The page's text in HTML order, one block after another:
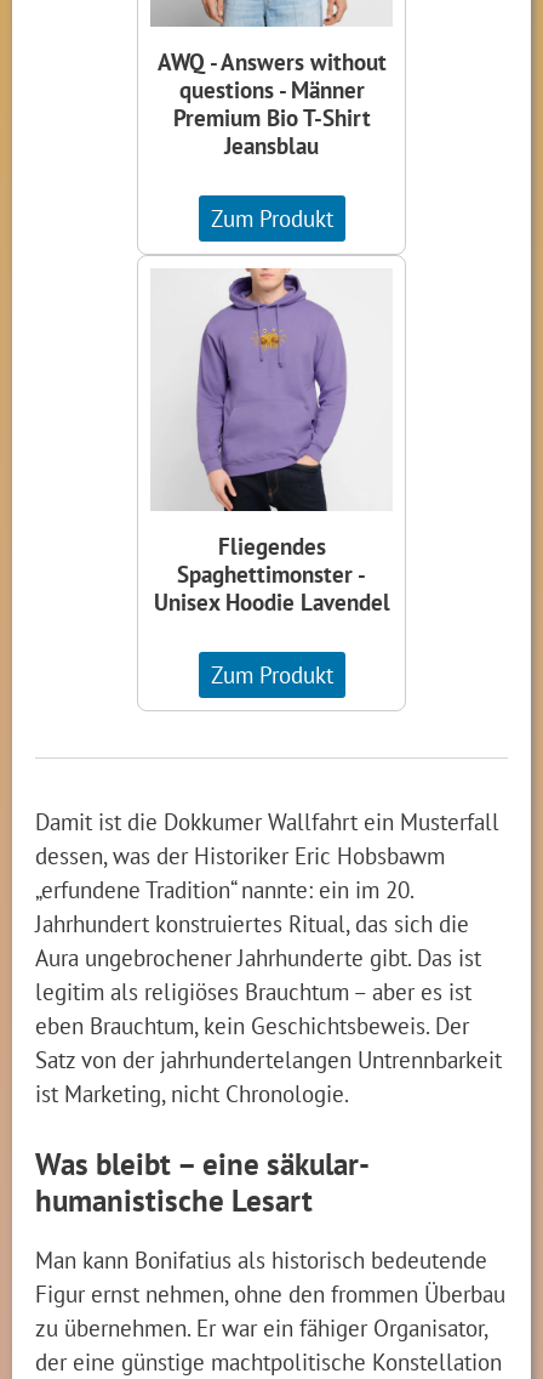
AWQ - Answers without
questions - Männer
Premium Bio T-Shirt
Jeansblau
Zum Produkt
Fliegendes
Spaghettimonster -
Unisex Hoodie Lavendel
Zum Produkt
Damit ist die Dokkumer Wallfahrt ein Musterfall
dessen, was der Historiker Eric Hobsbawm
„erfundene Tradition“ nannte: ein im 20.
Jahrhundert konstruiertes Ritual, das sich die
Aura ungebrochener Jahrhunderte gibt. Das ist
legitim als religiöses Brauchtum – aber es ist
eben Brauchtum, kein Geschichtsbeweis. Der
Satz von der jahrhundertelangen Untrennbarkeit
ist Marketing, nicht Chronologie.
Was bleibt – eine säkular-
humanistische Lesart
Man kann Bonifatius als historisch bedeutende
Figur ernst nehmen, ohne den frommen Überbau
zu übernehmen. Er war ein fähiger Organisator,
der eine günstige machtpolitische Konstellation